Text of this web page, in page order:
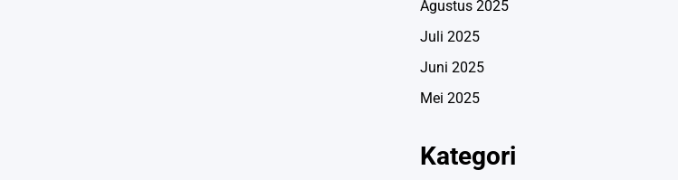
Agustus 2025
Juli 2025
Juni 2025
Mei 2025
Kategori